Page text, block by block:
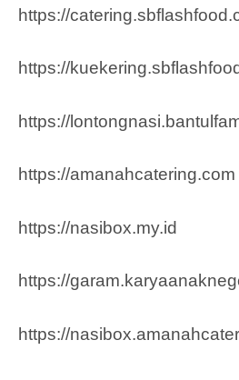
https://
https://
https://
https://amanahcatering.com
https://nasibox.my.id
https://
https://